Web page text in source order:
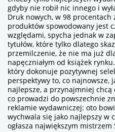
gdyby nie robił nic innego i
Druk nowych, w 98 procentach
produktów spowodowany jest
względami, spycha jednak w
tytułów, które tylko dlatego
przemilczenie, że nie ma już
napęczniałym od książek
który dokonuje pozytywnej
perspektywy to, co najnowsze,
najlepsze, a przynajmniej
co prowadzi do powszechnie
reklamie wydawniczej: oto
wychwala się jako najlepszy w
ogłasza największym mistrzem